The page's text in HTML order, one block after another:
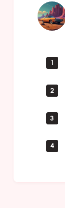
Carros
1
2
3
4